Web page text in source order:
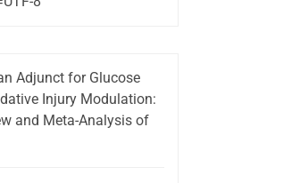
Adjunct for Glucose
Injury Modulation:
and Meta-Analysis of